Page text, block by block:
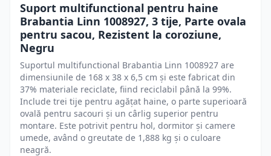
Suport multifunctional pentru haine
Brabantia Linn 1008927, 3 tije, Parte ovala
pentru sacou, Rezistent la coroziune,
Negru
Suportul multifunctional Brabantia Linn 1008927 are
dimensiunile de 168 x 38 x 6,5 cm și este fabricat din
37% materiale reciclate, fiind reciclabil până la 99%.
Include trei tije pentru agățat haine, o parte superioară
ovală pentru sacouri și un cârlig superior pentru
montare. Este potrivit pentru hol, dormitor și camere
umede, având o greutate de 1,888 kg și o culoare
neagră.